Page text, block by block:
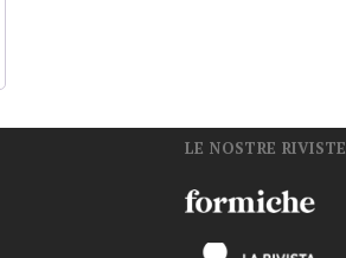
LE NOSTRE RIVISTE